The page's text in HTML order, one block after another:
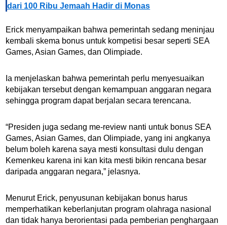
dari 100 Ribu Jemaah Hadir di Monas
Erick menyampaikan bahwa pemerintah sedang meninjau
kembali skema bonus untuk kompetisi besar seperti SEA
Games, Asian Games, dan Olimpiade.
Ia menjelaskan bahwa pemerintah perlu menyesuaikan
kebijakan tersebut dengan kemampuan anggaran negara
sehingga program dapat berjalan secara terencana.
“Presiden juga sedang me-review nanti untuk bonus SEA
Games, Asian Games, dan Olimpiade, yang ini angkanya
belum boleh karena saya mesti konsultasi dulu dengan
Kemenkeu karena ini kan kita mesti bikin rencana besar
daripada anggaran negara,” jelasnya.
Menurut Erick, penyusunan kebijakan bonus harus
memperhatikan keberlanjutan program olahraga nasional
dan tidak hanya berorientasi pada pemberian penghargaan